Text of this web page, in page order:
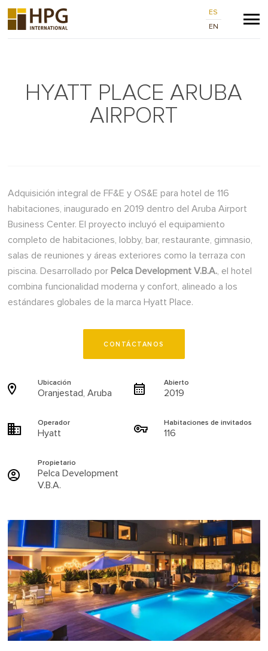
ES
EN
HYATT PLACE ARUBA
AIRPORT
Adquisición integral de FF&E y OS&E para hotel de 116
habitaciones, inaugurado en 2019 dentro del Aruba Airport
Business Center. El proyecto incluyó el equipamiento
completo de habitaciones, lobby, bar, restaurante, gimnasio,
salas de reuniones y áreas exteriores como la terraza con
piscina. Desarrollado porPelca Development V.B.A., el hotel
combina funcionalidad moderna y confort, alineado a los
estándares globales de la marca Hyatt Place.
CONTÁCTANOS
Ubicación
Oranjestad, Aruba
Abierto
2019
Operador
Hyatt
Habitaciones de invitados
116
Propietario
Pelca Development
V.B.A.